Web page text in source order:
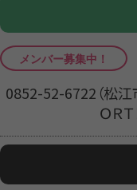
0852-52-6722（松
ＯＲ